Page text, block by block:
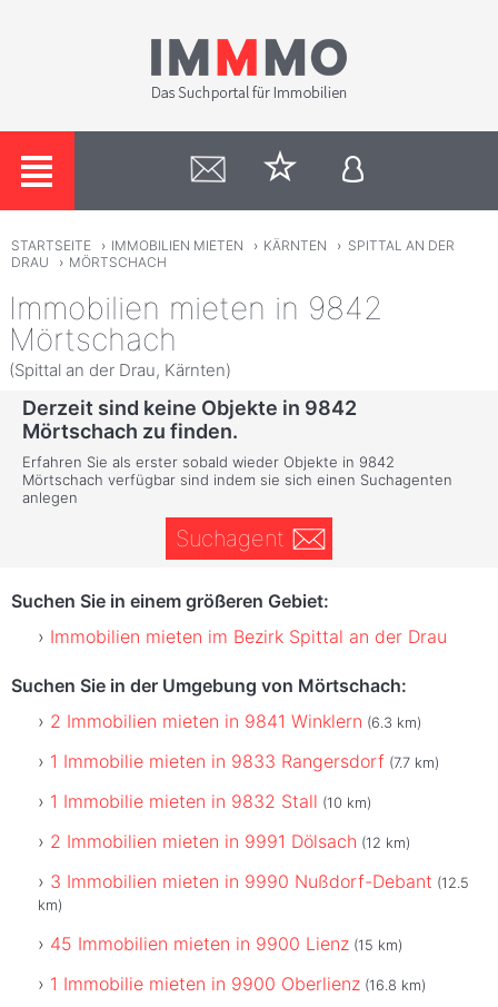
STARTSEITE › IMMOBILIEN MIETEN › KÄRNTEN › SPITTAL AN DER
DRAU
› MÖRTSCHACH
Immobilien mieten in 9842
Mörtschach
(Spittal an der Drau, Kärnten)
Derzeit sind keine Objekte in 9842
Mörtschach zu finden.
Erfahren Sie als erster sobald wieder Objekte in 9842
Mörtschach verfügbar sind indem sie sich einen Suchagenten
anlegen
Suchagent
Suchen Sie in einem größeren Gebiet:
Immobilien mieten im Bezirk Spittal an der Drau
Suchen Sie in der Umgebung von Mörtschach:
2 Immobilien mieten in 9841 Winklern (6.3 km)
1 Immobilie mieten in 9833 Rangersdorf (7.7 km)
1 Immobilie mieten in 9832 Stall (10 km)
2 Immobilien mieten in 9991 Dölsach (12 km)
3 Immobilien mieten in 9990 Nußdorf-Debant (12.5
km)
45 Immobilien mieten in 9900 Lienz (15 km)
1 Immobilie mieten in 9900 Oberlienz (16.8 km)